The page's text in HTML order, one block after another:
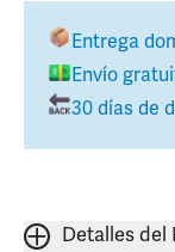
Entrega
Envío
30 días de
Detalles del